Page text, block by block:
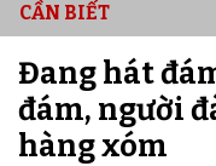
CẦN BIẾT
Đang hát
đám, người
hàng xóm